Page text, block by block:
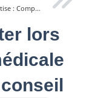
Coûts d’expertise : Comparaison domicile vs cabinet
lors